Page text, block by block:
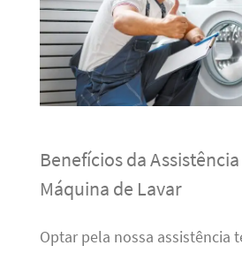
Benefícios da
Máquina de Lavar
Optar pela nossa assistência